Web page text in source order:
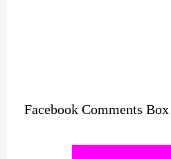
Facebook Comments Box